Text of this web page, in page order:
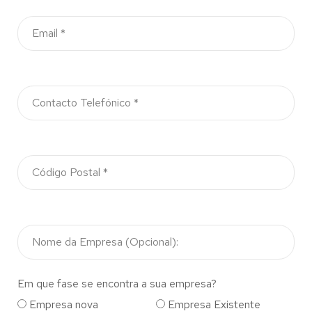
Em que fase se encontra a sua empresa?
Empresa nova
Empresa Existente